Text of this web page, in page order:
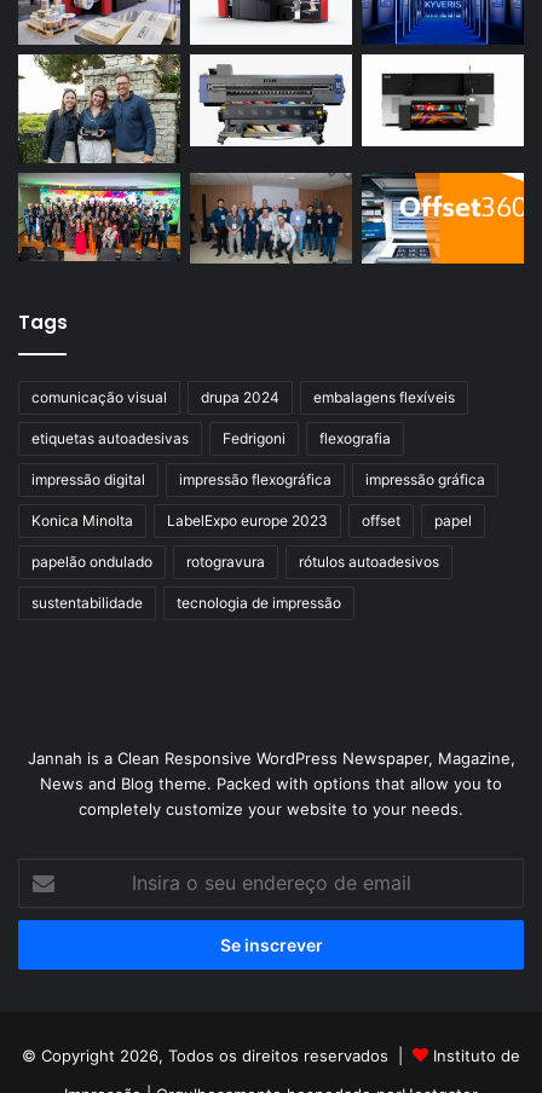
Tags
comunicação visual drupa 2024 embalagens flexíveis
etiquetas autoadesivas Fedrigoni flexografia
impressão digital impressão flexográfica impressão gráfica
Konica Minolta LabelExpo europe 2023 offset papel
papelão ondulado rotogravura rótulos autoadesivos
sustentabilidade tecnologia de impressão
Jannah is a Clean Responsive WordPress Newspaper, Magazine,
News and Blog theme. Packed with options that allow you to
completely customize your website to your needs.
seu
de
© Copyright 2026, Todos os direitos reservados |
Instituto de